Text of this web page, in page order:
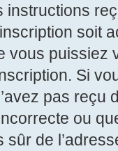
instructions
soit
vous puissiez
Si
pas reçu
ou
sûr de